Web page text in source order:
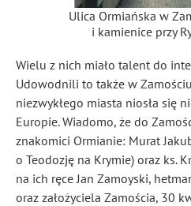
Ulica Ormiańska w
i kamienice przy
Wielu z nich miało talent do
Udowodnili to także w
niezwykłego miasta niosła się
Europie. Wiadomo, że do
znakomici Ormianie: Murat
o Teodozję na Krymie) oraz ks.
na ich ręce Jan Zamoyski,
oraz założyciela Zamościa, 30